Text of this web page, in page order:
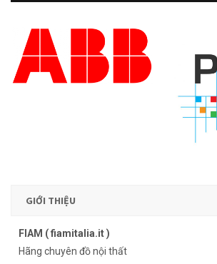
GIỚI THIỆU
FIAM ( fiamitalia.it )
Hãng chuyên đồ nội thất